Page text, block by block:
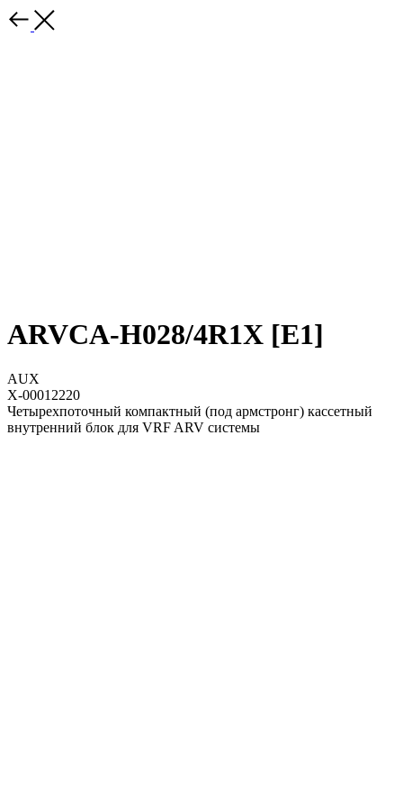
ARVCA-H028/4R1X [E1]
AUX
X-00012220
Четырехпоточный компактный (под армстронг) кассетный
внутренний блок для VRF ARV системы